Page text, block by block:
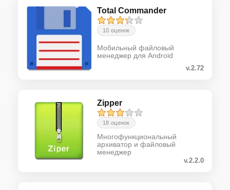
Total Commander
10 оценок
Мобильный файловый
менеджер для Android
v.2.72
Zipper
18 оценок
Многофункциональный
архиватор и файловый
менеджер
v.2.2.0